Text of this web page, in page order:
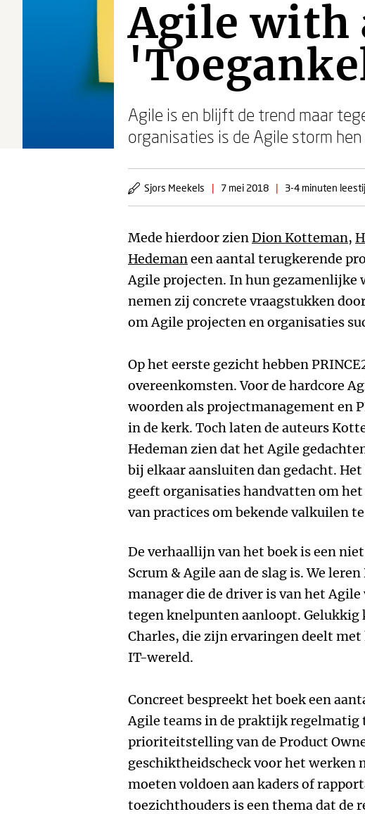
Agile with
Agile is en blijft de trend maar
organisaties is de Agile storm
Sjors Meekels | 7 mei 2018 | 3-4 minuten
Mede hierdoor zienDion Kotteman,
Hedemaneen aantal terugkerende
Agile projecten. In hun gezamenlijke
nemen zij concrete vraagstukken
om Agile projecten en organisaties
Op het eerste gezicht hebben
overeenkomsten. Voor de hardcore
woorden als projectmanagement en
in de kerk. Toch laten de auteurs
Hedeman zien dat het Agile
bij elkaar aansluiten dan gedacht.
geeft organisaties handvatten om
van practices om bekende valkuilen
De verhaallijn van het boek is een
Scrum & Agile aan de slag is. We
manager die de driver is van het
tegen knelpunten aanloopt. Gelukkig
Charles, die zijn ervaringen deelt
IT-wereld.
Concreet bespreekt het boek een
Agile teams in de praktijk regelmatig
prioriteitstelling van de Product
geschiktheidscheck voor het werken
moeten voldoen aan kaders of
toezichthouders is een thema dat de